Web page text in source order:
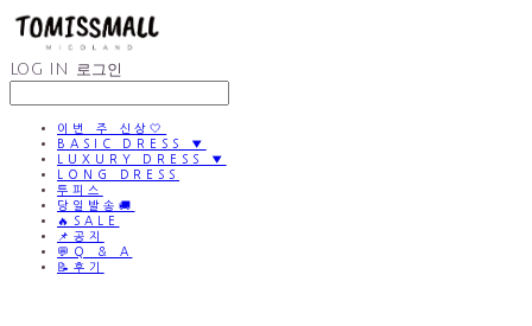
LOG IN 로그인
이번 주 신상🤍
BASIC DRESS ▼
LUXURY DRESS ▼
LONG DRESS
투피스
당일발송🚚
🔥SALE
📌공지
💬Q & A
📝후기